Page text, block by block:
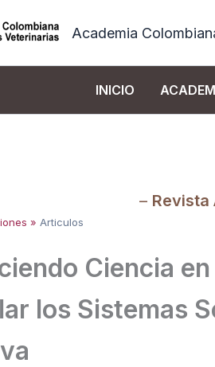
Academia
INICIO
– Revista
» Articulos
Ciencia
los Sistemas